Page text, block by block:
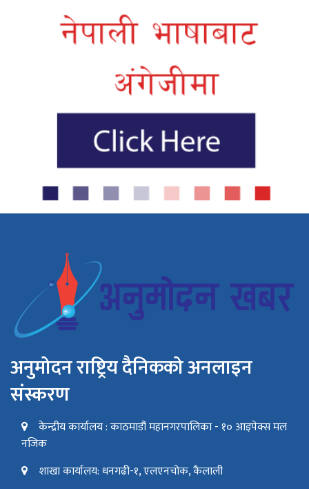
अनुमोदन राष्ट्रिय दैनिकको अनलाइन
संस्करण
केन्द्रीय कार्यालय : काठमाडौं महानगरपालिका - १० आइपेक्स मल
नजिक
शाखा कार्यालय: धनगढी-१, एलएनचोक, कैलाली